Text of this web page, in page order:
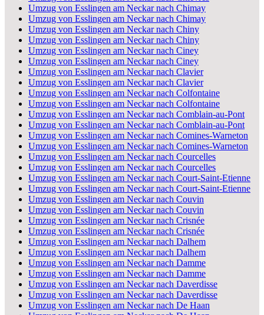
Umzug von Esslingen am Neckar nach Chimay
Umzug von Esslingen am Neckar nach Chimay
Umzug von Esslingen am Neckar nach Chiny
Umzug von Esslingen am Neckar nach Chiny
Umzug von Esslingen am Neckar nach Ciney
Umzug von Esslingen am Neckar nach Ciney
Umzug von Esslingen am Neckar nach Clavier
Umzug von Esslingen am Neckar nach Clavier
Umzug von Esslingen am Neckar nach Colfontaine
Umzug von Esslingen am Neckar nach Colfontaine
Umzug von Esslingen am Neckar nach Comblain-au-Pont
Umzug von Esslingen am Neckar nach Comblain-au-Pont
Umzug von Esslingen am Neckar nach Comines-Warneton
Umzug von Esslingen am Neckar nach Comines-Warneton
Umzug von Esslingen am Neckar nach Courcelles
Umzug von Esslingen am Neckar nach Courcelles
Umzug von Esslingen am Neckar nach Court-Saint-Etienne
Umzug von Esslingen am Neckar nach Court-Saint-Etienne
Umzug von Esslingen am Neckar nach Couvin
Umzug von Esslingen am Neckar nach Couvin
Umzug von Esslingen am Neckar nach Crisnée
Umzug von Esslingen am Neckar nach Crisnée
Umzug von Esslingen am Neckar nach Dalhem
Umzug von Esslingen am Neckar nach Dalhem
Umzug von Esslingen am Neckar nach Damme
Umzug von Esslingen am Neckar nach Damme
Umzug von Esslingen am Neckar nach Daverdisse
Umzug von Esslingen am Neckar nach Daverdisse
Umzug von Esslingen am Neckar nach De Haan